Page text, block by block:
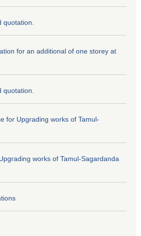
quotation.
for an additional of one storey at
quotation.
for Upgrading works of Tamul-
works of Tamul-Sagardanda